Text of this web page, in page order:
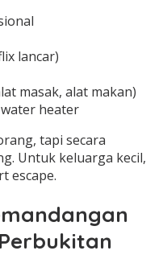
lancar)
masak, alat makan)
heater
tapi secara
Untuk keluarga kecil,
escape.